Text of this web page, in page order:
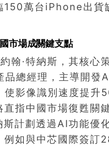
150萬台iPhone出貨
市場成關鍵支點
翰·特納斯，其核心
品總經理，主導開
影像識別速度提升
直指中國市場復甦
計劃透過AI功能優
例如與中芯國際簽訂